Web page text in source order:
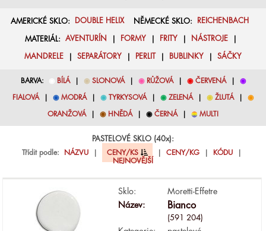
AMERICKÉ SKLO: DOUBLE HELIXNĚMECKÉ SKLO: REICHENBACH
MATERIÁL: AVENTURÍN FORMY FRITY NÁSTROJE|
MANDRELE SEPARÁTORY PERLIT BUBLINKY SÁČKY
BARVA: ◉ BÍLÁ| ◉ SLONOVÁ| ◉ RŮŽOVÁ| ◉ ČERVENÁ| ◉
FIALOVÁ| ◉ MODRÁ| ◉ TYRKYSOVÁ| ◉ ZELENÁ| ◉ ŽLUTÁ| ◉
ORANŽOVÁ| ◉ HNĚDÁ| ◉ ČERNÁ| ◉ MULTI
PASTELOVÉ SKLO (40x):
Třídit podle:
NÁZVU CENY/KS CENY/KG KÓDU
NEJNOVĚJŠÍ
Sklo:
Moretti-Effetre
Název:
Bianco
(591 204)